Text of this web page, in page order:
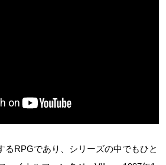
るRPGであり、シリーズの中でもひと